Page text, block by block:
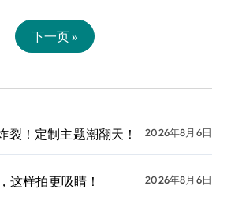
下一页 »
裂！定制主题潮翻天！ 2026年8月6日
这样拍更吸睛！ 2026年8月6日